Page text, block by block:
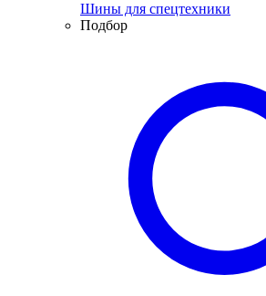
Шины для спецтехники
Подбор